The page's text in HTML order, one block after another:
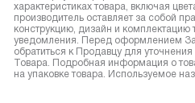
характеристиках товара, включая
производитель оставляет за собой
конструкцию, дизайн и комплектацию
уведомления. Перед оформлением
обратиться к Продавцу для уточнения
Товара. Подробная информация о
на упаковке товара. Используемое